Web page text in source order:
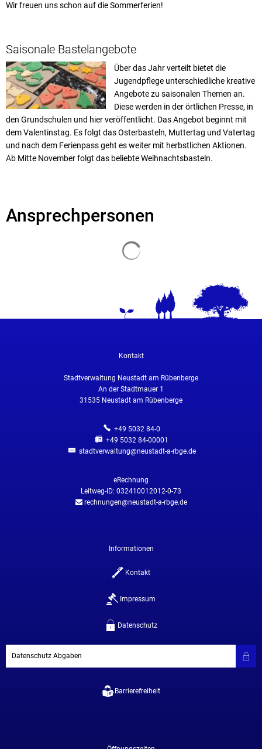
Wir freuen uns schon auf die Sommerferien!
Saisonale Bastelangebote
Über das Jahr verteilt bietet die
Jugendpflege unterschiedliche kreative
Angebote zu saisonalen Themen an.
Diese werden in der örtlichen Presse, in
den Grundschulen und hier veröffentlicht. Das Angebot beginnt mit
dem Valentinstag. Es folgt das Osterbasteln, Muttertag und Vatertag
und nach dem Ferienpass geht es weiter mit herbstlichen Aktionen.
Ab Mitte November folgt das beliebte Weihnachtsbasteln.
Ansprechpersonen
Kontakt
Stadtverwaltung Neustadt am Rübenberge
An der Stadtmauer 1
31535 Neustadt am Rübenberge
+49 5032 84-0
+49 5032 84-00001
stadtverwaltung@neustadt-a-rbge.de
eRechnung
Leitweg-ID: 032410012012-0-73
rechnungen@neustadt-a-rbge.de
Informationen
Kontakt
Impressum
Datenschutz
Datenschutz Abgaben
Barrierefreiheit